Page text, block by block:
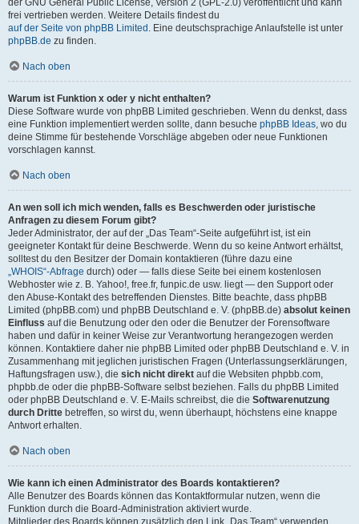
der GNU General Public License, Version 2 (GPL-2.0) veröffentlicht und kann
frei vertrieben werden. Weitere Details findest du
auf der Seite von phpBB Limited . Eine deutschsprachige Anlaufstelle ist unter
phpBB.de zu finden.
Nach oben
Warum ist Funktion x oder y nicht enthalten?
Diese Software wurde von phpBB Limited geschrieben. Wenn du denkst, dass
eine Funktion implementiert werden sollte, dann besuche phpBB Ideas, wo du
deine Stimme für bestehende Vorschläge abgeben oder neue Funktionen
vorschlagen kannst.
Nach oben
An wen soll ich mich wenden, falls es Beschwerden oder juristische
Anfragen zu diesem Forum gibt?
Jeder Administrator, der auf der „Das Team“-Seite aufgeführt ist, ist ein
geeigneter Kontakt für deine Beschwerde. Wenn du so keine Antwort erhältst,
solltest du den Besitzer der Domain kontaktieren (führe dazu eine
„WHOIS“-Abfrage durch) oder — falls diese Seite bei einem kostenlosen
Webhoster wie z. B. Yahoo!, free.fr, funpic.de usw. liegt — den Support oder
den Abuse-Kontakt des betreffenden Dienstes. Bitte beachte, dass phpBB
Limited (phpBB.com) und phpBB Deutschland e. V. (phpBB.de) absolut keinen
Einfluss auf die Benutzung oder den oder die Benutzer der Forensoftware
haben und dafür in keiner Weise zur Verantwortung herangezogen werden
können. Kontaktiere daher nie phpBB Limited oder phpBB Deutschland e. V. in
Zusammenhang mit jeglichen juristischen Fragen (Unterlassungserklärungen,
Haftungsfragen usw.), die sich nicht direkt auf die Websiten phpbb.com,
phpbb.de oder die phpBB-Software selbst beziehen. Falls du phpBB Limited
oder phpBB Deutschland e. V. E-Mails schreibst, die die Softwarenutzung
durch Dritte betreffen, so wirst du, wenn überhaupt, höchstens eine knappe
Antwort erhalten.
Nach oben
Wie kann ich einen Administrator des Boards kontaktieren?
Alle Benutzer des Boards können das Kontaktformular nutzen, wenn die
Funktion durch die Board-Administration aktiviert wurde.
Mitglieder des Boards können zusätzlich den Link „Das Team“ verwenden.